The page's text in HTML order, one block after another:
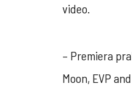
video.
– Premiera
Moon, EVP